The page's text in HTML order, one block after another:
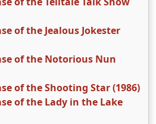
of the Jealous Jokester
of the Notorious Nun
of the Shooting Star (1986)
of the Lady in the Lake